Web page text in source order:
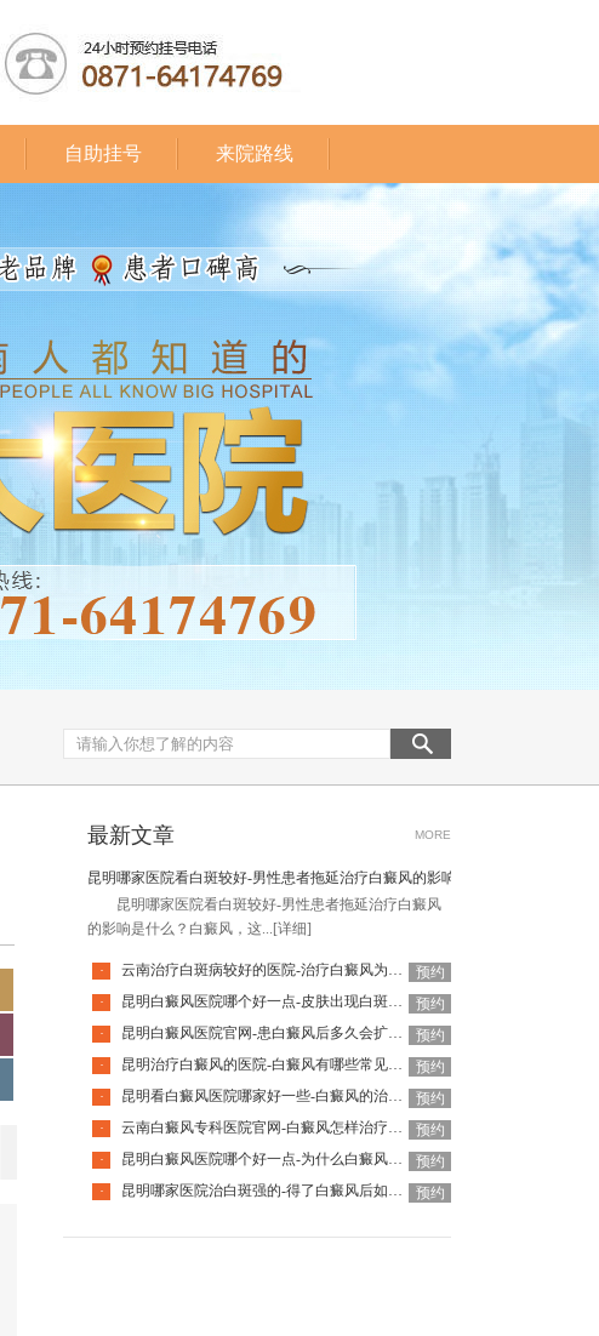
自助挂号 来院路线
最新文章 MORE
昆明哪家医院看白斑较好-男性患者拖延治疗白癜风的影响是什么
昆明哪家医院看白斑较好-男性患者拖延治疗白癜风
的影响是什么？白癜风，这... [详细]
· 云南治疗白斑病较好的医院-治疗白癜风为何如此难呢
预约
·
昆明白癜风医院哪个好一点-皮肤出现白斑会是白癜风吗
预约
·
昆明白癜风医院官网-患白癜风后多久会扩散呢
预约
·
昆明治疗白癜风的医院-白癜风有哪些常见谣言呢
预约
·
昆明看白癜风医院哪家好一些-白癜风的治疗要注意什么呢
预约
·
云南白癜风专科医院官网-白癜风怎样治疗才科学呢
预约
·
昆明白癜风医院哪个好一点-为什么白癜风治疗周期那么长呢
预约
·
昆明哪家医院治白斑强的-得了白癜风后如何调节心理问题呢 预约